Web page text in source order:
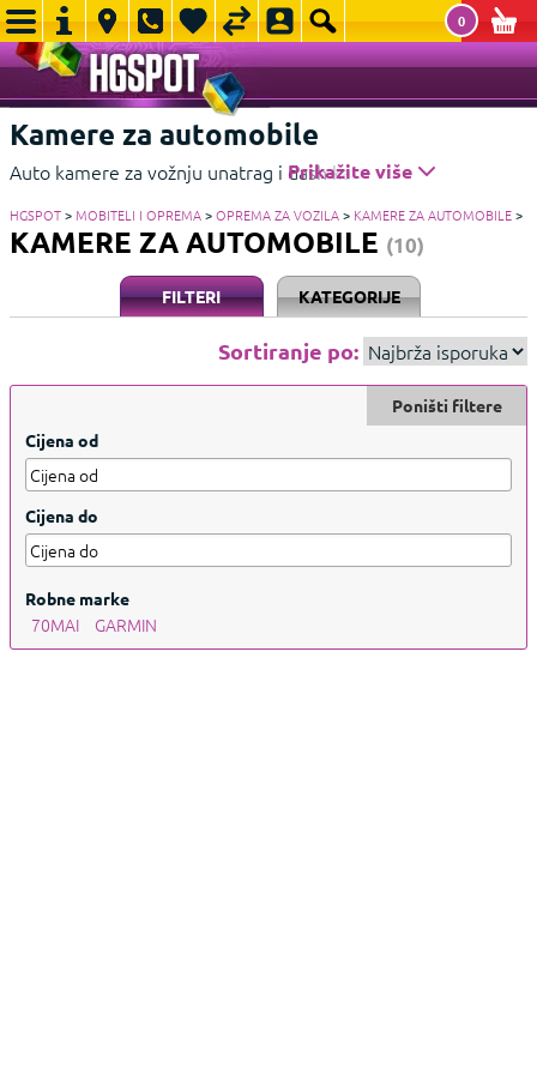
0
Kamere za automobile
Auto kamere za vožnju unatrag i dash kamere za sigurniju
Prikažite manje
Prikažite više
HGSPOT>MOBITELI I OPREMA>OPREMA ZA VOZILA> KAMERE ZA AUTOMOBILE>
KAMERE ZA AUTOMOBILE (10)
FILTERI KATEGORIJE
Sortiranje po:
Cijena od
Cijena do
Robne marke
70MAI GARMIN
Poništi filtere